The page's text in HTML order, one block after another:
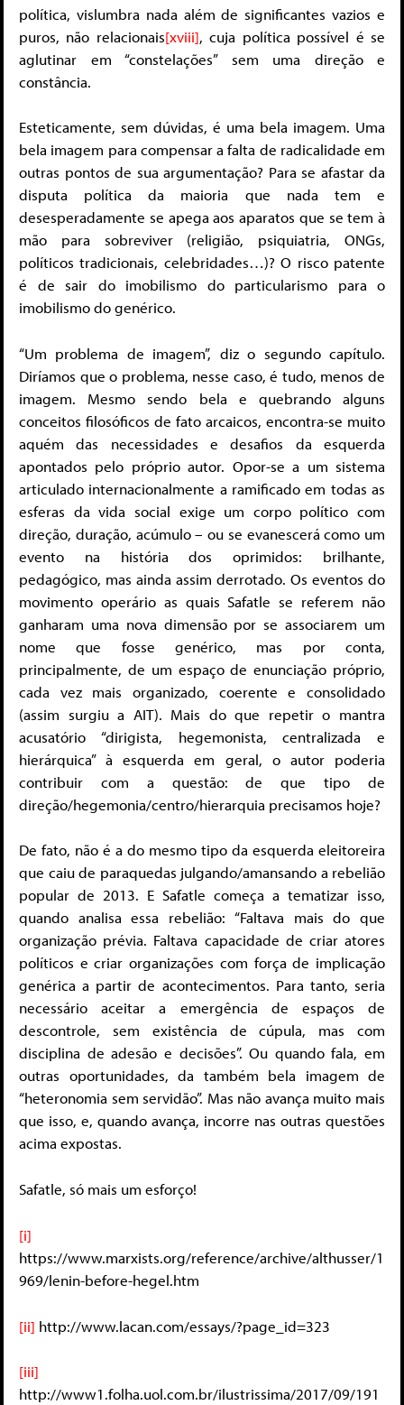
política, vislumbra nada além de significantes vazios e
puros, não relacionais[xviii], cuja política possível é se
aglutinar em “constelações” sem uma direção e
constância.
Esteticamente, sem dúvidas, é uma bela imagem. Uma
bela imagem para compensar a falta de radicalidade em
outras pontos de sua argumentação? Para se afastar da
disputa política da maioria que nada tem e
desesperadamente se apega aos aparatos que se tem à
mão para sobreviver (religião, psiquiatria, ONGs,
políticos tradicionais, celebridades…)? O risco patente
é de sair do imobilismo do particularismo para o
imobilismo do genérico.
“Um problema de imagem”, diz o segundo capítulo.
Diríamos que o problema, nesse caso, é tudo, menos de
imagem. Mesmo sendo bela e quebrando alguns
conceitos filosóficos de fato arcaicos, encontra-se muito
aquém das necessidades e desafios da esquerda
apontados pelo próprio autor. Opor-se a um sistema
articulado internacionalmente a ramificado em todas as
esferas da vida social exige um corpo político com
direção, duração, acúmulo – ou se evanescerá como um
evento na história dos oprimidos: brilhante,
pedagógico, mas ainda assim derrotado. Os eventos do
movimento operário as quais Safatle se referem não
ganharam uma nova dimensão por se associarem um
nome que fosse genérico, mas por conta,
principalmente, de um espaço de enunciação próprio,
cada vez mais organizado, coerente e consolidado
(assim surgiu a AIT). Mais do que repetir o mantra
acusatório “dirigista, hegemonista, centralizada e
hierárquica” à esquerda em geral, o autor poderia
contribuir com a questão: de que tipo de
direção/hegemonia/centro/hierarquia precisamos hoje?
De fato, não é a do mesmo tipo da esquerda eleitoreira
que caiu de paraquedas julgando/amansando a rebelião
popular de 2013. E Safatle começa a tematizar isso,
quando analisa essa rebelião: “Faltava mais do que
organização prévia. Faltava capacidade de criar atores
políticos e criar organizações com força de implicação
genérica a partir de acontecimentos. Para tanto, seria
necessário aceitar a emergência de espaços de
descontrole, sem existência de cúpula, mas com
disciplina de adesão e decisões”. Ou quando fala, em
outras oportunidades, da também bela imagem de
“heteronomia sem servidão”. Mas não avança muito mais
que isso, e, quando avança, incorre nas outras questões
acima expostas.
Safatle, só mais um esforço!
[i]
https://www.marxists.org/reference/archive/althusser/1
969/lenin-before-hegel.htm
[ii] http://www.lacan.com/essays/?page_id=323
[iii]
http://www1.folha.uol.com.br/ilustrissima/2017/09/191